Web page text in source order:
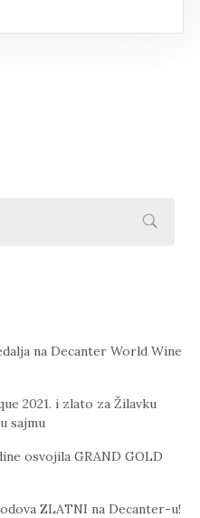
na Decanter World Wine
2021. i zlato za Žilavku
sajmu
osvojila GRAND GOLD
ZLATNI na Decanter-u!